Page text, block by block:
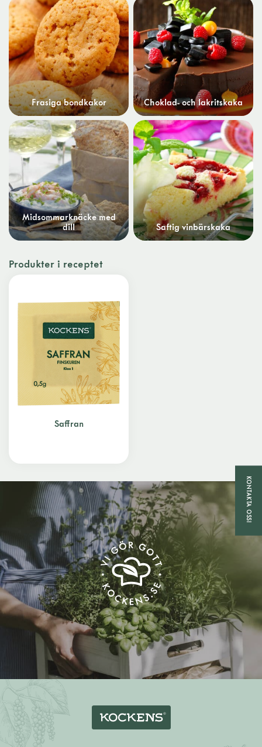
Frasiga bondkakor Choklad- och lakritskaka
Midsommarknäcke med
dill
Saftig vinbärskaka
Produkter i receptet
Saffran
KONTAKTA OSS!